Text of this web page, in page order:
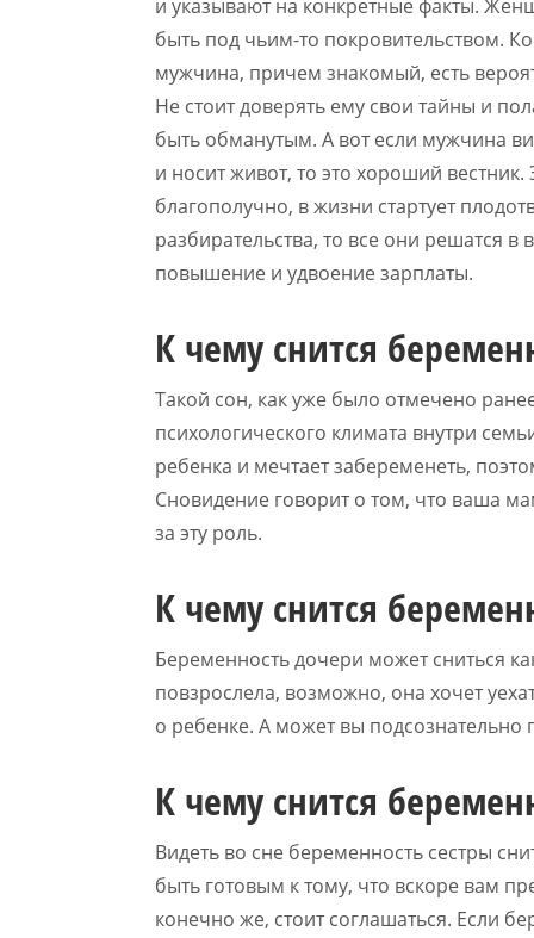
и указывают на конкретные факты.
быть под чьим-то покровительством.
мужчина, причем знакомый, есть
Не стоит доверять ему свои тайны и
быть обманутым. А вот если мужчина
и носит живот, то это хороший
благополучно, в жизни стартует
разбирательства, то все они решатся в
повышение и удвоение зарплаты.
К чему снится
Такой сон, как уже было отмечено
психологического климата внутри
ребенка и мечтает забеременеть,
Сновидение говорит о том, что ваша
за эту роль.
К чему снится
Беременность дочери может сниться
повзрослела, возможно, она хочет
о ребенке. А может вы
К чему снится
Видеть во сне беременность сестры
быть готовым к тому, что вскоре вам
конечно же, стоит соглашаться. Если